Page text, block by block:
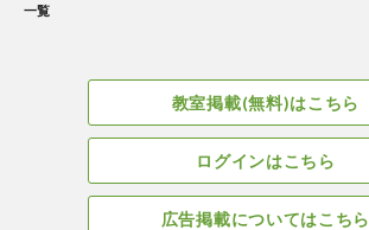
一覧
教室掲載(無料)はこちら
ログインはこちら
広告掲載についてはこちら